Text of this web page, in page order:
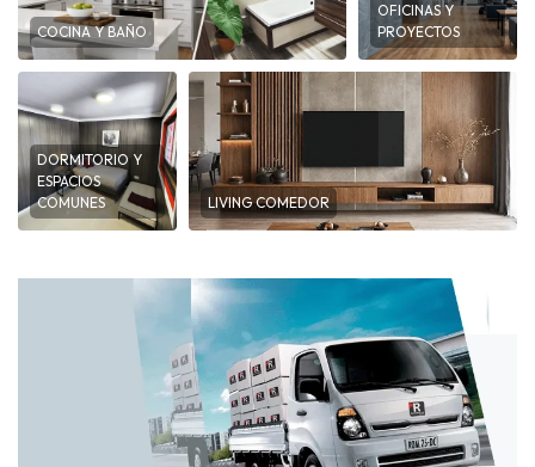
COCINA Y BAÑO
OFICINAS Y
PROYECTOS
DORMITORIO Y
ESPACIOS
COMUNES
LIVING COMEDOR